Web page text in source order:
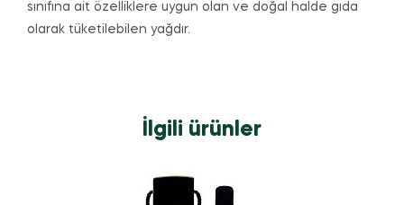
sınıfına ait özelliklere uygun olan ve doğal halde gıda
olarak tüketilebilen yağdır.
İlgili ürünler